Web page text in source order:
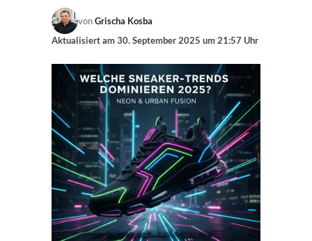
vonGrischa Kosba
Aktualisiert am30. September 2025 um 21:57 Uhr